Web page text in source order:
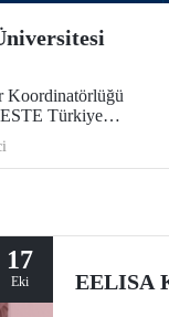
Koordinatörlüğü
Türkiye
ilişkileri ve iş
20-27 Temmuz
önde gelen
17
Eki EELISA